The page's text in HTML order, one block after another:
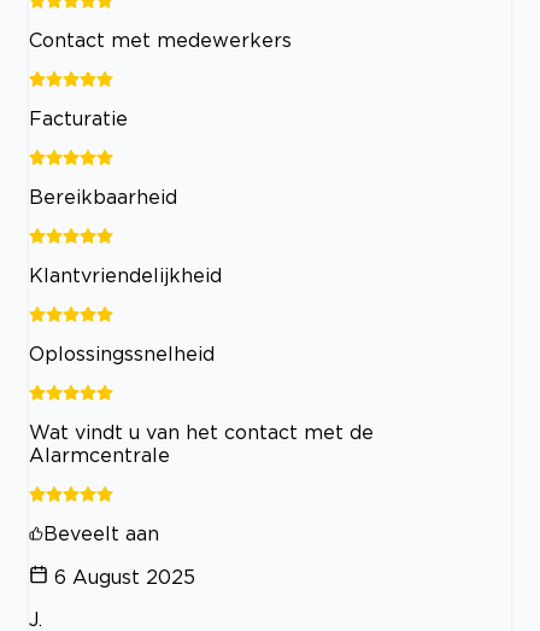
Contact met medewerkers
Facturatie
Bereikbaarheid
Klantvriendelijkheid
Oplossingssnelheid
Wat vindt u van het contact met de
Alarmcentrale
Beveelt aan
6 August 2025
J.